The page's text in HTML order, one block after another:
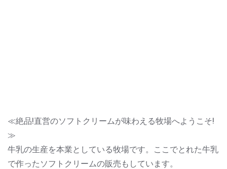
≪絶品!直営のソフトクリームが味わえる牧場へようこそ!
≫
牛乳の生産を本業としている牧場です。ここでとれた牛乳
で作ったソフトクリームの販売もしています。